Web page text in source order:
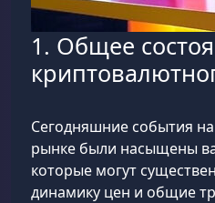
1. Общее
Сегодняшние события
рынке были насыщены
которые могут
динамику цен и общие